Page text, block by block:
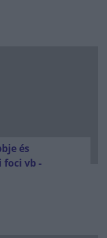
és
foci vb -